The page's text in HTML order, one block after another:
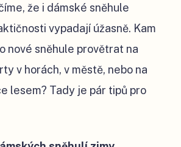
že i dámské sněhule
vypadají úžasně. Kam
nové sněhule provětrat na
v horách, v městě, nebo na
lesem? Tady je pár tipů pro